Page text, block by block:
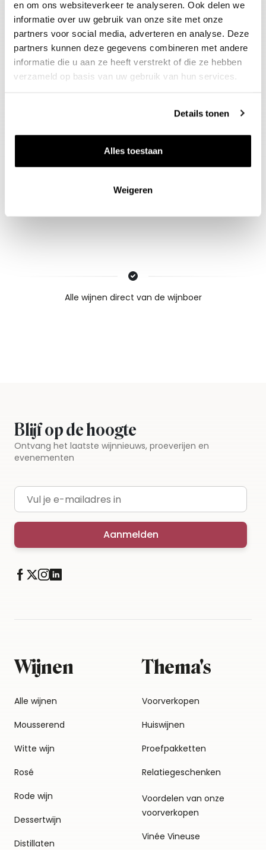
en om ons websiteverkeer te analyseren. Ook delen we
informatie over uw gebruik van onze site met onze
partners voor social media, adverteren en analyse. Deze
partners kunnen deze gegevens combineren met andere
informatie die u aan ze heeft verstrekt of die ze hebben
verzameld op basis van uw gebruik van hun services.
Details tonen
Alles toestaan
Weigeren
Wijn-spijs advies
Een wijn die vanwege zijn frisse
karakter uitstekend tot zijn recht
komt bij witte asperges uit de oven
tomaatjes en goede olijfolie,
Nieuws & inspiratie in Vineé Vineuse
Alle wijnen direct van de wijnboer
Blijf op de hoogte
Ontvang het laatste wijnnieuws, proeverijen en
evenementen
E-mailadres
Aanmelden
Wijnen
Alle wijnen
Mousserend
Witte wijn
Rosé
Rode wijn
Dessertwijn
Distillaten
Thema's
Voorverkopen
Huiswijnen
Proefpakketten
Relatiegeschenken
Voordelen van onze
voorverkopen
Vinée Vineuse